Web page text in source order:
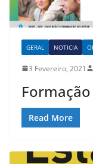
GERAL NOTICIA
3 Fevereiro, 2021
Formação
Read More